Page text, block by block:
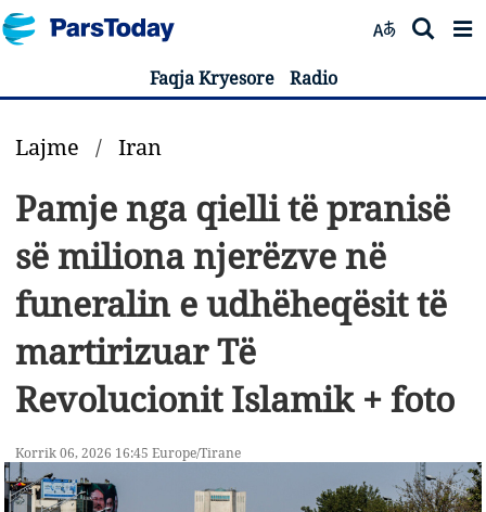
Faqja Kryesore Radio
Lajme / Iran
Pamje nga qielli të pranisë
së miliona njerëzve në
funeralin e udhëheqësit të
martirizuar Të
Revolucionit Islamik + foto
Korrik 06, 2026 16:45 Europe/Tirane